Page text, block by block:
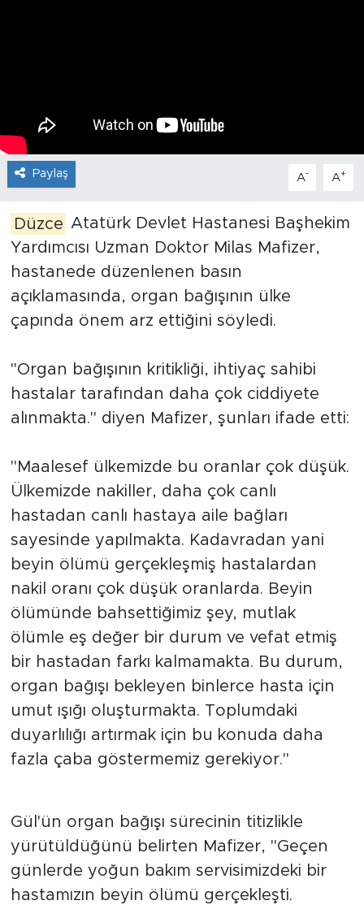
Paylaş A- A+
Düzce Atatürk Devlet Hastanesi Başhekim
Yardımcısı Uzman Doktor Milas Mafizer,
hastanede düzenlenen basın
açıklamasında, organ bağışının ülke
çapında önem arz ettiğini söyledi.
"Organ bağışının kritikliği, ihtiyaç sahibi
hastalar tarafından daha çok ciddiyete
alınmakta." diyen Mafizer, şunları ifade etti:
"Maalesef ülkemizde bu oranlar çok düşük.
Ülkemizde nakiller, daha çok canlı
hastadan canlı hastaya aile bağları
sayesinde yapılmakta. Kadavradan yani
beyin ölümü gerçekleşmiş hastalardan
nakil oranı çok düşük oranlarda. Beyin
ölümünde bahsettiğimiz şey, mutlak
ölümle eş değer bir durum ve vefat etmiş
bir hastadan farkı kalmamakta. Bu durum,
organ bağışı bekleyen binlerce hasta için
umut ışığı oluşturmakta. Toplumdaki
duyarlılığı artırmak için bu konuda daha
fazla çaba göstermemiz gerekiyor."
Gül'ün organ bağışı sürecinin titizlikle
yürütüldüğünü belirten Mafizer, "Geçen
günlerde yoğun bakım servisimizdeki bir
hastamızın beyin ölümü gerçekleşti.